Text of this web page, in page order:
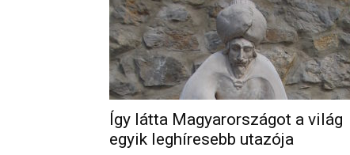
Így látta Magyarországot a világ
egyik leghíresebb utazója